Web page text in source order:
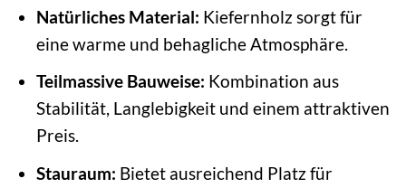
Natürliches Material: Kiefernholz sorgt für
eine warme und behagliche Atmosphäre.
Teilmassive Bauweise: Kombination aus
Stabilität, Langlebigkeit und einem attraktiven
Preis.
Stauraum: Bietet ausreichend Platz für